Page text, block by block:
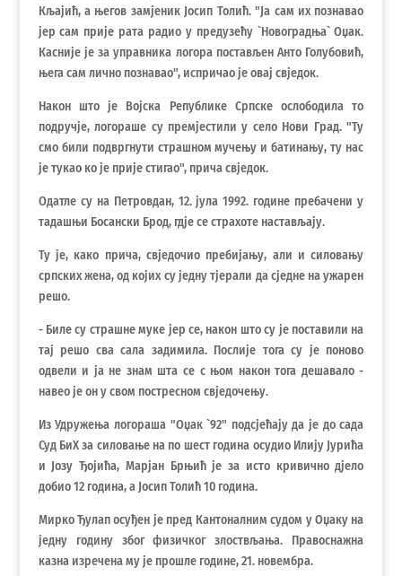
Кљајић, а његов замјеник Јосип Толић. "Ја сам их познавао
јер сам прије рата радио у предузећу `Новоградња` Оџак.
Касније је за управника логора постављен Анто Голубовић,
њега сам лично познавао", испричао је овај свједок.
Након што је Војска Републике Српске ослободила то
подручје, логораше су премјестили у село Нови Град. "Ту
смо били подвргнути страшном мучењу и батинању, ту нас
је тукао ко је прије стигао", прича свједок.
Одатле су на Петровдан, 12. јула 1992. године пребачени у
тадашњи Босански Брод, гдје се страхоте настављају.
Ту је, како прича, свједочио пребијању, али и силовању
српских жена, од којих су једну тјерали да сједне на ужарен
решо.
- Биле су страшне муке јер се, након што су је поставили на
тај решо сва сала задимила. Послије тога су је поново
одвели и ја не знам шта се с њом након тога дешавало -
навео је он у свом постресном свједочењу.
Из Удружења логораша "Оџак `92" подсјећају да је до сада
Суд БиХ за силовање на по шест година осудио Илију Јурића
и Јозу Ђојића, Марјан Брњић је за исто кривично дјело
добио 12 година, а Јосип Толић 10 година.
Мирко Ђулап осуђен је пред Кантоналним судом у Оџаку на
једну годину због физичког злоствљања. Правоснажна
казна изречена му је прошле године, 21. новембра.